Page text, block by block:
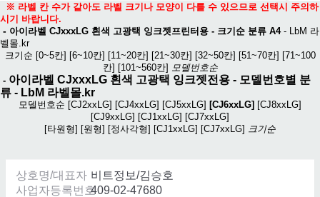
※ 라벨 칸 수가 같아도 라벨 크기나 모양이 다를 수 있으므로 선택시 주의하
시기 바랍니다.
- 아이라벨 CJxxxLG 흰색 고광택 잉크젯프린터용 - 크기순 분류 A4- LbM 라
벨몰.kr
크기순 [0~5칸] [6~10칸] [11~20칸] [21~30칸] [32~50칸] [51~70칸] [71~100
칸] [101~560칸] 모델번호순
- 아이라벨 CJxxxLG 흰색 고광택 잉크젯전용 - 모델번호별 분
류 - LbM 라벨몰.kr
모델번호순 [CJ2xxLG] [CJ4xxLG] [CJ5xxLG] [CJ6xxLG] [CJ8xxLG]
[CJ9xxLG] [CJ1xxLG] [CJ7xxLG]
[타원형] [원형] [정사각형] [CJ1xxLG] [CJ7xxLG] 크기순
상호명/대표자 비트정보/김승호
사업자등록번호409-02-47680